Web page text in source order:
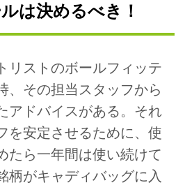
は決めるべき！
リストのボールフィッテ
、その担当スタッフから
アドバイスがある。それ
を安定させるために、使
たら一年間は使い続けて
柄がキャディバッグに入